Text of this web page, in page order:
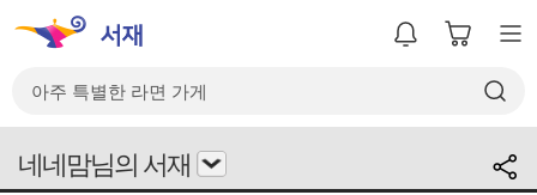
네네맘님의 서재